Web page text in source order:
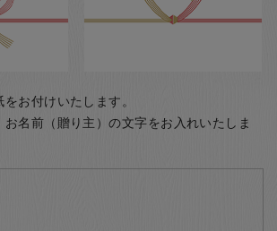
お付けいたします。
お名前（贈り主）の文字をお入れいたしま